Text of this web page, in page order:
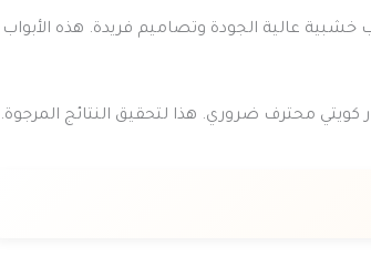
عالية الجودة وتصاميم فريدة. هذه الأبواب
كويتي محترف ضروري. هذا لتحقيق النتائج المرجوة.